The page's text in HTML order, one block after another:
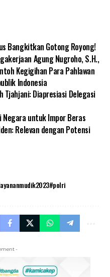
Bangkitkan Gotong Royong!
Agung Nugroho, S.H.,
Kegigihan Para Pahlawan
Indonesia
Tjahjani: Diapresiasi Delegasi
Negara untuk Impor Beras
Relevan dengan Potensi
-